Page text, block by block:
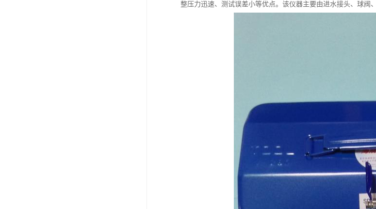
整压力迅速、测试误差小等优点。该仪器主要由进水接头、球阀